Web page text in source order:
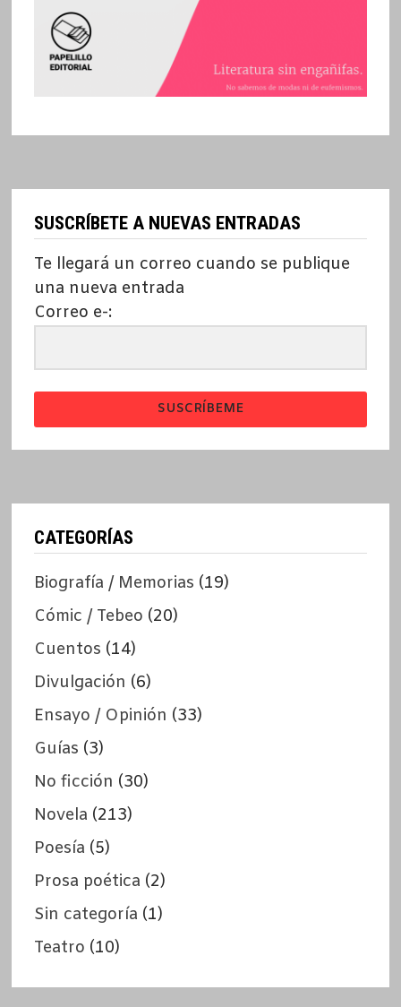
SUSCRÍBETE A NUEVAS ENTRADAS
Te llegará un correo cuando se publique
una nueva entrada
Correo e-:
SUSCRÍBEME
CATEGORÍAS
Biografía / Memorias (19)
Cómic / Tebeo (20)
Cuentos (14)
Divulgación (6)
Ensayo / Opinión (33)
Guías (3)
No ficción (30)
Novela (213)
Poesía (5)
Prosa poética (2)
Sin categoría (1)
Teatro (10)